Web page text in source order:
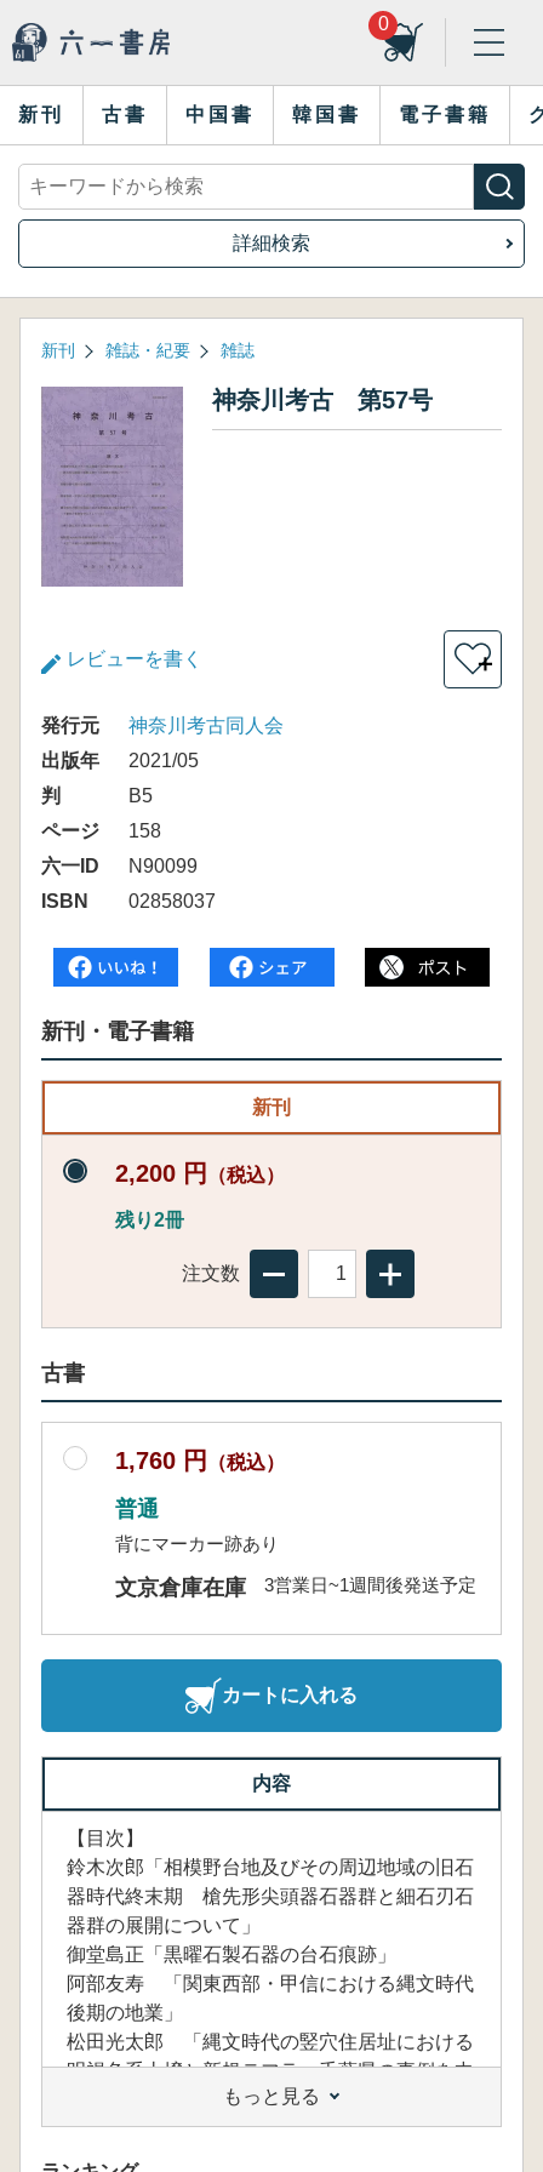
0
新刊 古書 中国書 韓国書 電子書籍
詳細検索
新刊 雑誌・紀要 雑誌
神奈川考古 第57号
レビューを書く ＋
発行元
神奈川考古同人会
出版年
2021/05
判
B5
ページ
158
六一ID
N90099
ISBN
02858037
新刊・電子書籍
新刊
2,200 円 （税込）
残り2冊
注文数
古書
1,760 円 （税込）
普通
背にマーカー跡あり
文京倉庫在庫 3営業日~1週間後発送予定
カートに入れる
内容
【目次】
鈴木次郎「相模野台地及びその周辺地域の旧石
器時代終末期 槍先形尖頭器石器群と細石刃石
器群の展開について」
御堂島正「黒曜石製石器の台石痕跡」
阿部友寿 「関東西部・甲信における縄文時代
後期の地業」
松田光太郎 「縄文時代の竪穴住居址における
明褐色系土壌と新規テフラ 千葉県の事例を中
柏木善治「大磯丘陵における横穴墓の立地と特
性」
もっと見る